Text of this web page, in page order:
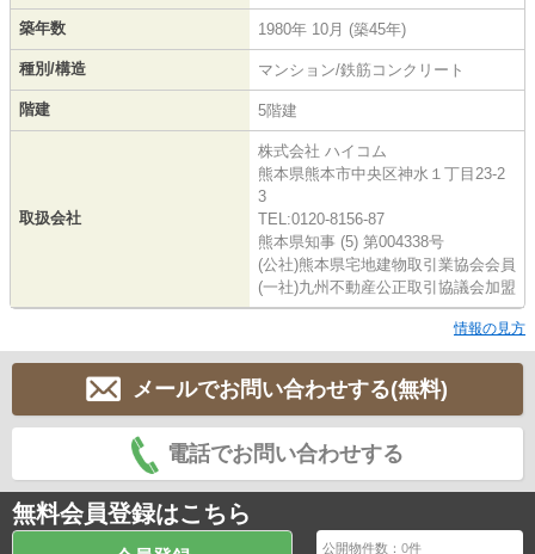
築年数 1980年 10月 (築45年)
種別/構造 マンション/鉄筋コンクリート
階建 5階建
取扱会社
株式会社 ハイコム
熊本県熊本市中央区神水１丁目23-2
3
TEL:0120-8156-87
熊本県知事 (5) 第004338号
(公社)熊本県宅地建物取引業協会会員
(一社)九州不動産公正取引協議会加盟
情報の見方
メールでお問い合わせする(無料)
電話でお問い合わせする
無料会員登録はこちら
公開物件数：0件